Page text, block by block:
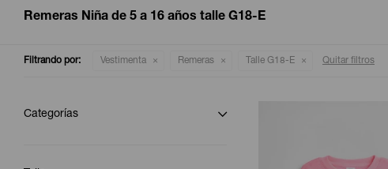
Remeras Niña de 5 a 16 años talle G18-E
Filtrando por: Vestimenta Remeras Talle G18-E Quitar filtros
Categorías